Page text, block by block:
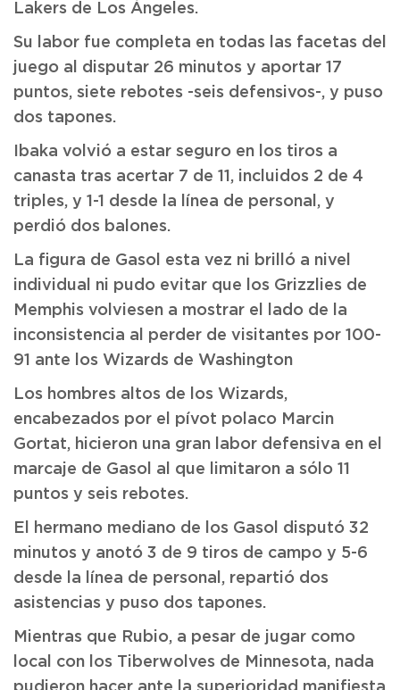
Lakers de Los Ángeles.
Su labor fue completa en todas las facetas del
juego al disputar 26 minutos y aportar 17
puntos, siete rebotes -seis defensivos-, y puso
dos tapones.
Ibaka volvió a estar seguro en los tiros a
canasta tras acertar 7 de 11, incluidos 2 de 4
triples, y 1-1 desde la línea de personal, y
perdió dos balones.
La figura de Gasol esta vez ni brilló a nivel
individual ni pudo evitar que los Grizzlies de
Memphis volviesen a mostrar el lado de la
inconsistencia al perder de visitantes por 100-
91 ante los Wizards de Washington
Los hombres altos de los Wizards,
encabezados por el pívot polaco Marcin
Gortat, hicieron una gran labor defensiva en el
marcaje de Gasol al que limitaron a sólo 11
puntos y seis rebotes.
El hermano mediano de los Gasol disputó 32
minutos y anotó 3 de 9 tiros de campo y 5-6
desde la línea de personal, repartió dos
asistencias y puso dos tapones.
Mientras que Rubio, a pesar de jugar como
local con los Tiberwolves de Minnesota, nada